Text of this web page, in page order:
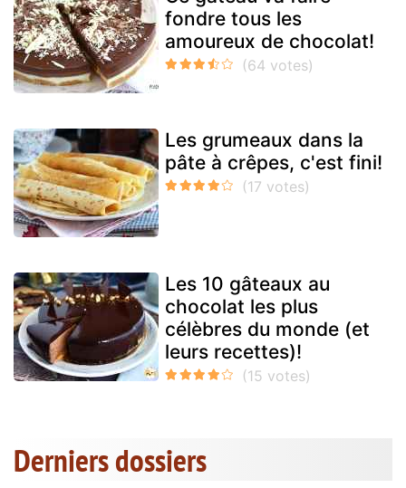
fondre tous les
amoureux de chocolat!
Les grumeaux dans la
pâte à crêpes, c'est fini!
Les 10 gâteaux au
chocolat les plus
célèbres du monde (et
leurs recettes)!
Derniers dossiers